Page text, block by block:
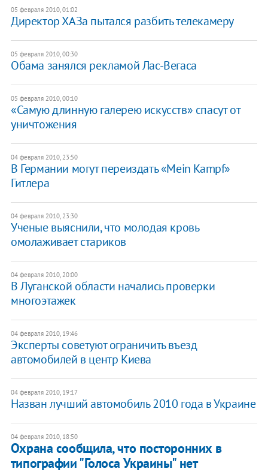
05 февраля 2010, 01:02
Директор ХАЗа пытался разбить телекамеру
05 февраля 2010, 00:30
Обама занялся рекламой Лас-Вегаса
05 февраля 2010, 00:10
«Самую длинную галерею искусств» спасут от
уничтожения
04 февраля 2010, 23:50
В Германии могут переиздать «Mein Kampf»
Гитлера
04 февраля 2010, 23:30
Ученые выяснили, что молодая кровь
омолаживает стариков
04 февраля 2010, 20:00
В Луганской области начались проверки
многоэтажек
04 февраля 2010, 19:46
Эксперты советуют ограничить въезд
автомобилей в центр Киева
04 февраля 2010, 19:17
Назван лучший автомобиль 2010 года в Украине
04 февраля 2010, 18:50
Охрана сообщила, что посторонних в
типографии "Голоса Украины" нет